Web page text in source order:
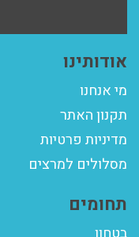
אודותינו
מי אנחנו
תקנון האתר
מדיניות פרטיות
מסלולים למרצים
תחומים